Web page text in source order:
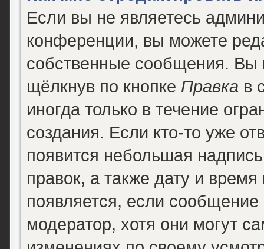
Если вы не являетесь
конференции, вы можете
собственные сообщения. Вы
щёлкнув по кнопке Правка в
иногда только в течение
создания. Если кто-то уже
появится небольшая
правок, а также дату и
появляется, если
модератор, хотя они могут